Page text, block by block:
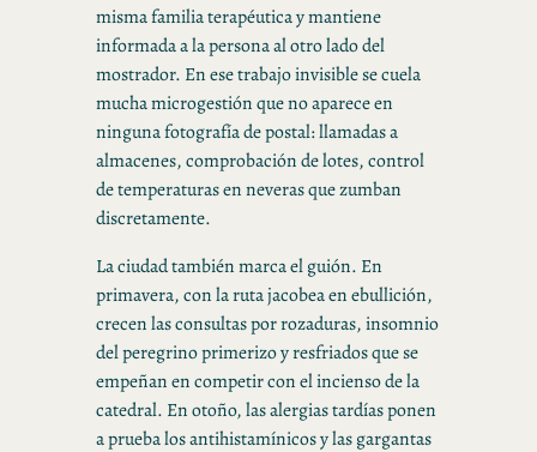
misma familia terapéutica y mantiene
informada a la persona al otro lado del
mostrador. En ese trabajo invisible se cuela
mucha microgestión que no aparece en
ninguna fotografía de postal: llamadas a
almacenes, comprobación de lotes, control
de temperaturas en neveras que zumban
discretamente.
La ciudad también marca el guión. En
primavera, con la ruta jacobea en ebullición,
crecen las consultas por rozaduras, insomnio
del peregrino primerizo y resfriados que se
empeñan en competir con el incienso de la
catedral. En otoño, las alergias tardías ponen
a prueba los antihistamínicos y las gargantas